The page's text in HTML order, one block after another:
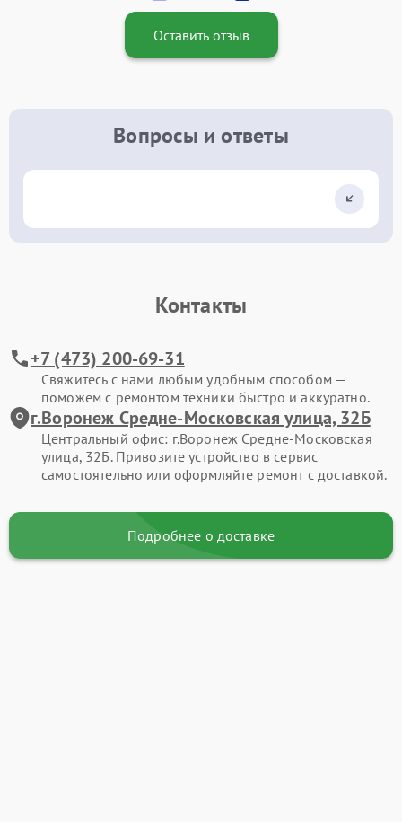
Оставить отзыв
Вопросы и ответы
Контакты
+7 (473) 200-69-31
Свяжитесь с нами любым удобным способом —
поможем с ремонтом техники быстро и аккуратно.
г.Воронеж Средне-Московская улица, 32Б
Центральный офис: г.Воронеж Средне-Московская
улица, 32Б. Привозите устройство в сервис
самостоятельно или оформляйте ремонт с доставкой.
Подробнее о доставке